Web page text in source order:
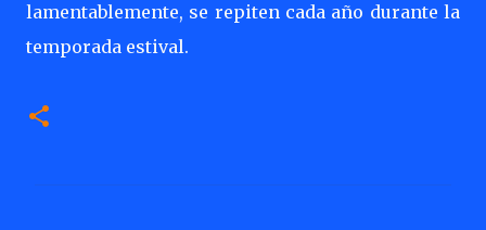
lamentablemente, se repiten cada año durante la
temporada estival.